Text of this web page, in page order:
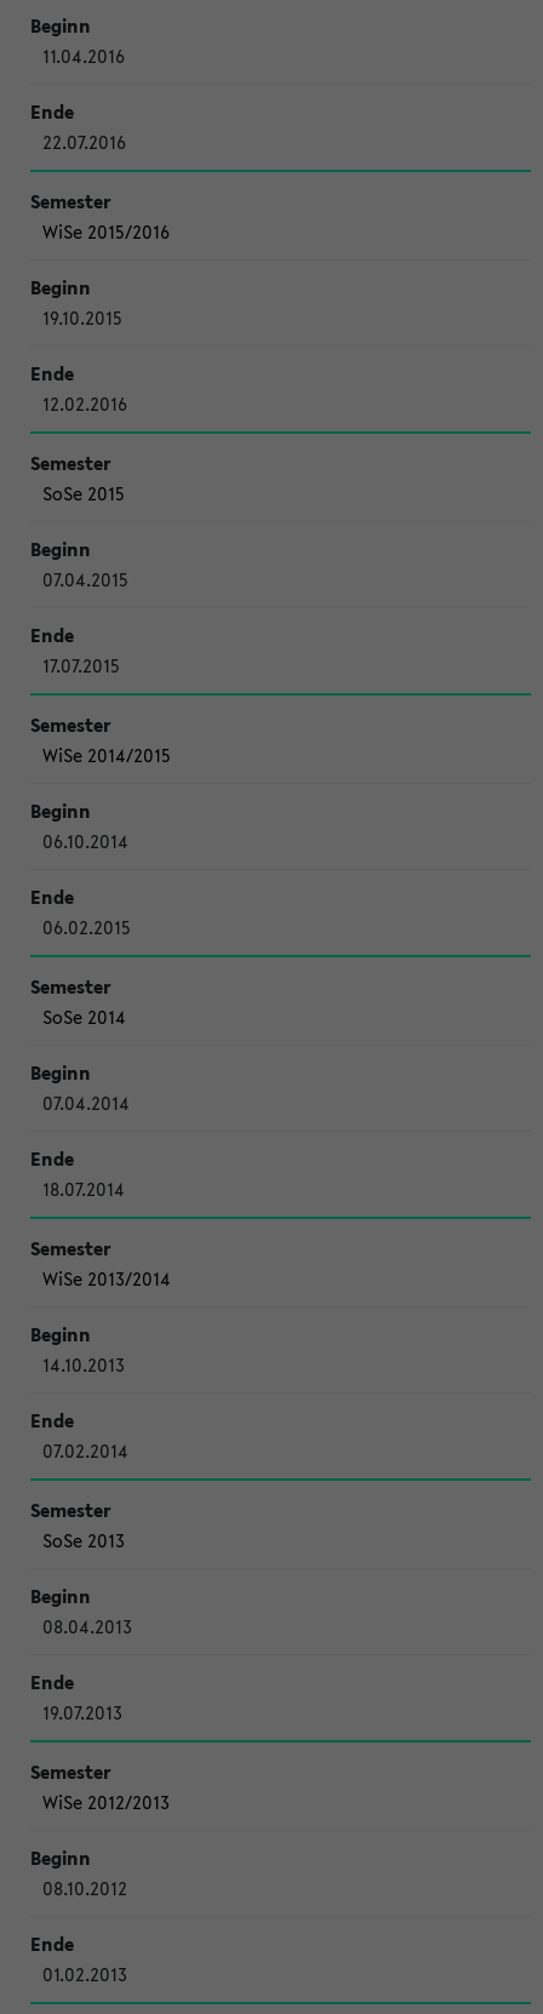
11.04.2016
22.07.2016
WiSe 2015/2016
19.10.2015
12.02.2016
SoSe 2015
07.04.2015
17.07.2015
WiSe 2014/2015
06.10.2014
06.02.2015
SoSe 2014
07.04.2014
18.07.2014
WiSe 2013/2014
14.10.2013
07.02.2014
SoSe 2013
08.04.2013
19.07.2013
WiSe 2012/2013
08.10.2012
01.02.2013